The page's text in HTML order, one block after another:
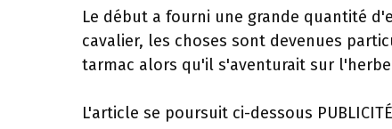
Le début a fourni une grande quantité
cavalier, les choses sont devenues
tarmac alors qu'il s'aventurait sur
L'article se poursuit ci-dessous PUBLICITÉ